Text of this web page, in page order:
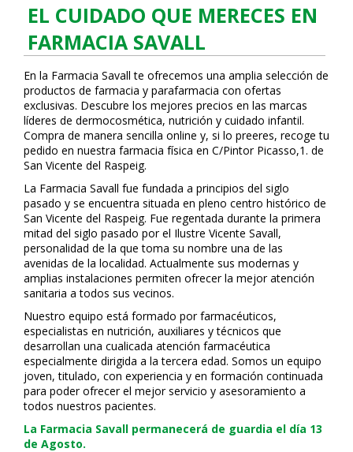
EL CUIDADO QUE MERECES EN
FARMACIA SAVALL
En la Farmacia Savall te ofrecemos una amplia selección de
productos de farmacia y parafarmacia con ofertas
exclusivas. Descubre los mejores precios en las marcas
líderes de dermocosmética, nutrición y cuidado infantil.
Compra de manera sencilla online y, si lo prefieres, recoge tu
pedido en nuestra farmacia física en C/Pintor Picasso,1. de
San Vicente del Raspeig.
La Farmacia Savall fue fundada a principios del siglo
pasado y se encuentra situada en pleno centro histórico de
San Vicente del Raspeig. Fue regentada durante la primera
mitad del siglo pasado por el Ilustre Vicente Savall,
personalidad de la que toma su nombre una de las
avenidas de la localidad. Actualmente sus modernas y
amplias instalaciones permiten ofrecer la mejor atención
sanitaria a todos sus vecinos.
Nuestro equipo está formado por farmacéuticos,
especialistas en nutrición, auxiliares y técnicos que
desarrollan una cualificada atención farmacéutica
especialmente dirigida a la tercera edad. Somos un equipo
joven, titulado, con experiencia y en formación continuada
para poder ofrecer el mejor servicio y asesoramiento a
todos nuestros pacientes.
La Farmacia Savall permanecerá de guardia el día 13
de Agosto.